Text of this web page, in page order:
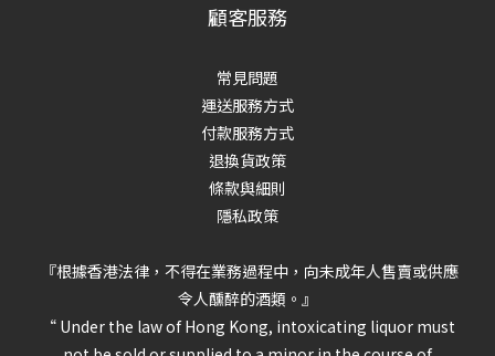
顧客服務
常見問題
運送服務方式
付款服務方式
退換貨政策
條款與細則
隱私政策
『根據香港法律，不得在業務過程中，向未成年人售賣或供應
令人醺醉的酒類。』
“ Under the law of Hong Kong, intoxicating liquor must